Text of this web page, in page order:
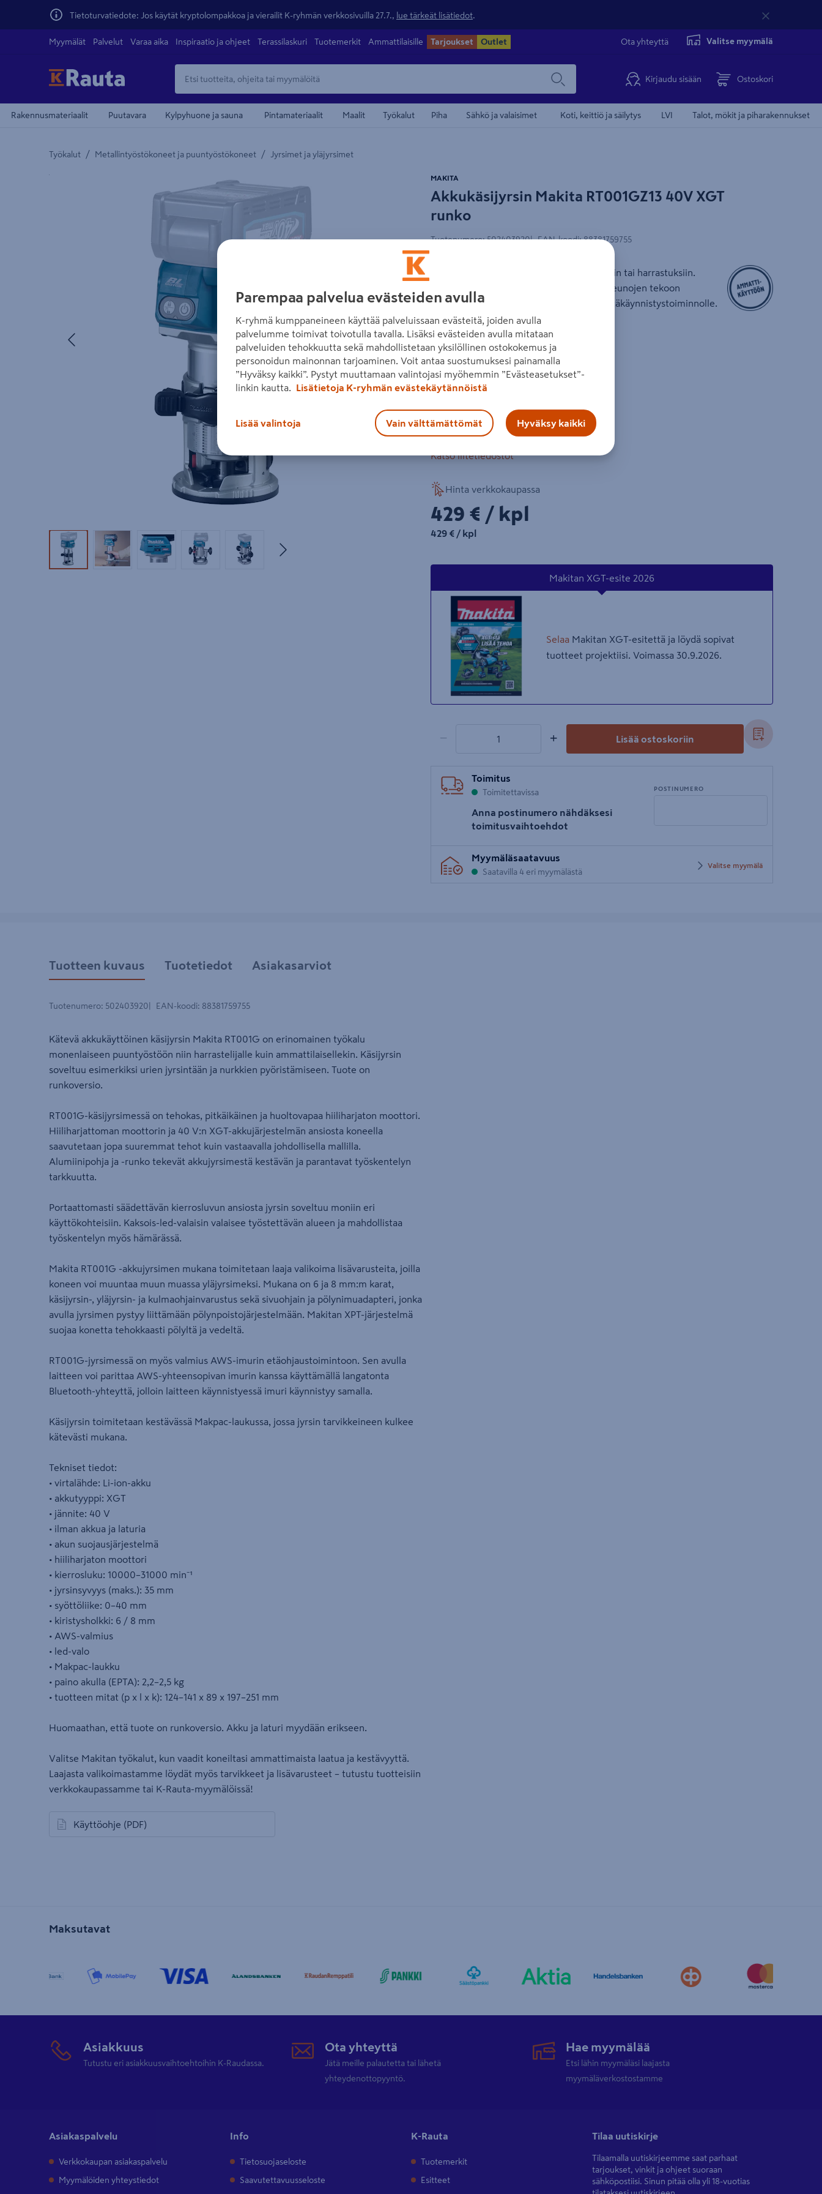
Tietoturvatiedote: Jos käytät kryptolompakkoa ja vierailit K-ryhmän verkkosivuilla 27.7., lue tärkeät lisätiedot
Myymälät Palvelut Varaa aika Inspiraatio ja ohjeet Terassilaskuri Tuotemerkit Ammattilaisille Tarjoukset Outlet Ota yhteyttä Valitse myymälä
Kirjaudu sisään Ostoskori
Rakennusmateriaalit Puutavara Kylpyhuone ja sauna Pintamateriaalit Maalit Työkalut Piha Sähkö ja valaisimet Koti, keittiö ja säilytys LVI Talot, mökit ja piharakennukset
Työkalut / Metallintyöstökoneet ja puuntyöstökoneet / Jyrsimet ja yläjyrsimet
Yksityiskohtainen kuvaus löytyy Tuotteen kuvaus -maamerkistä
Seuraava
Tuotekuva 1Tuotekuva 2Tuotekuva 3Tuotekuva 4Tuotekuva 5
Akkukäsijyrsin Makita RT001GZ13 40V XGT
runko
MAKITA
Tuotenumero:502403920 EAN-koodi:88381759755
Kätevä ja tehokas käsijyrsin puusepän töihin tai harrastuksiin.
Erinomainen esimerkiksi urien tai koristereunojen tekoon
puumateriaaleihin. AWS-valmius imurin etäkäynnistystoiminnolle.
Akku ja laturi myydään erikseen.
hiiliharjaton moottori
kattavasti lisävarusteita
kierrosluku 10000–31000 minˉ¹
akkujärjestelmä Makita XGT 40 V
Lue koko tuotekuvaus
Katso liitetiedostot
Hinta verkkokaupassa
429€/kpl
429 € / kpl
429€/kpl
429 € / kpl
Makitan XGT-esite 2026
Selaa Makitan XGT-esitettä ja löydä sopivat
tuotteet projektiisi. Voimassa 30.9.2026.
− + Lisää ostoskoriin
Toimitus
Toimitettavissa
Anna postinumero nähdäksesi
toimitusvaihtoehdot
POSTINUMERO
postinumero
Myymäläsaatavuus
Saatavilla 4 eri myymälästä
Valitse myymälä
Tuotteen kuvaus Tuotetiedot Asiakasarviot
Tuotenumero: 502403920 EAN-koodi: 88381759755
Kätevä akkukäyttöinen käsijyrsin Makita RT001G on erinomainen työkalu
monenlaiseen puuntyöstöön niin harrastelijalle kuin ammattilaisellekin. Käsijyrsin
soveltuu esimerkiksi urien jyrsintään ja nurkkien pyöristämiseen. Tuote on
runkoversio.
RT001G-käsijyrsimessä on tehokas, pitkäikäinen ja huoltovapaa hiiliharjaton moottori.
Hiiliharjattoman moottorin ja 40 V:n XGT-akkujärjestelmän ansiosta koneella
saavutetaan jopa suuremmat tehot kuin vastaavalla johdollisella mallilla.
Alumiinipohja ja -runko tekevät akkujyrsimestä kestävän ja parantavat työskentelyn
tarkkuutta.
Portaattomasti säädettävän kierrosluvun ansiosta jyrsin soveltuu moniin eri
käyttökohteisiin. Kaksois-led-valaisin valaisee työstettävän alueen ja mahdollistaa
työskentelyn myös hämärässä.
Makita RT001G -akkujyrsimen mukana toimitetaan laaja valikoima lisävarusteita, joilla
koneen voi muuntaa muun muassa yläjyrsimeksi. Mukana on 6 ja 8 mm:m karat,
käsijyrsin-, yläjyrsin- ja kulmaohjainvarustus sekä sivuohjain ja pölynimuadapteri, jonka
avulla jyrsimen pystyy liittämään pölynpoistojärjestelmään. Makitan XPT-järjestelmä
suojaa konetta tehokkaasti pölyltä ja vedeltä.
RT001G-jyrsimessä on myös valmius AWS-imurin etäohjaustoimintoon. Sen avulla
laitteen voi parittaa AWS-yhteensopivan imurin kanssa käyttämällä langatonta
Bluetooth-yhteyttä, jolloin laitteen käynnistyessä imuri käynnistyy samalla.
Käsijyrsin toimitetaan kestävässä Makpac-laukussa, jossa jyrsin tarvikkeineen kulkee
kätevästi mukana.
Tekniset tiedot:
• virtalähde: Li-ion-akku
• akkutyyppi: XGT
• jännite: 40 V
• ilman akkua ja laturia
• akun suojausjärjestelmä
• hiiliharjaton moottori
• kierrosluku: 10000–31000 min⁻¹
• jyrsinsyvyys (maks.): 35 mm
• syöttöliike: 0–40 mm
• kiristysholkki: 6 / 8 mm
• AWS-valmius
• led-valo
• Makpac-laukku
• paino akulla (EPTA): 2,2–2,5 kg
• tuotteen mitat (p x l x k): 124–141 x 89 x 197–251 mm
Huomaathan, että tuote on runkoversio. Akku ja laturi myydään erikseen.
Valitse Makitan työkalut, kun vaadit koneiltasi ammattimaista laatua ja kestävyyttä.
Laajasta valikoimastamme löydät myös tarvikkeet ja lisävarusteet – tutustu tuotteisiin
verkkokaupassamme tai K-Rauta-myymälöissä!
Käyttöohje (PDF)
avautuu uuteen välilehteen
Maksutavat
Asiakkuus
Tutustu eri asiakkuusvaihtoehtoihin K-Raudassa.
Ota yhteyttä
Jätä meille palautetta tai lähetä
yhteydenottopyyntö.
Hae myymälää
Etsi lähin myymäläsi laajasta
myymäläverkostostamme
Asiakaspalvelu
Verkkokaupan asiakaspalvelu
Myymälöiden yhteystiedot
Info
Tietosuojaseloste
Saavutettavuusseloste
K-Rauta
Tuotemerkit
Esitteet
Tilaa uutiskirje
Tilaamalla uutiskirjeemme saat parhaat
tarjoukset, vinkit ja ohjeet suoraan
sähköpostiisi. Sinun pitää olla yli 18-vuotias
Parempaa palvelua evästeiden avulla
K-ryhmä kumppaneineen käyttää palveluissaan evästeitä, joiden avulla
palvelumme toimivat toivotulla tavalla. Lisäksi evästeiden avulla mitataan
palveluiden tehokkuutta sekä mahdollistetaan yksilöllinen ostokokemus ja
personoidun mainonnan tarjoaminen. Voit antaa suostumuksesi painamalla
”Hyväksy kaikki”. Pystyt muuttamaan valintojasi myöhemmin ”Evästeasetukset”-
linkin kautta.
Lisätietoja K-ryhmän evästekäytännöistä
Lisää valintoja Vain välttämättömät Hyväksy kaikki